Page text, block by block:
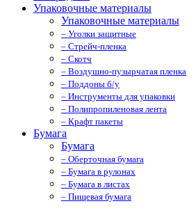
Упаковочные материалы
Упаковочные материалы
– Уголки защитные
– Стрейч-пленка
– Скотч
– Воздушно-пузырчатая пленка
– Поддоны б/у
– Инструменты для упаковки
– Полипропиленовая лента
– Крафт пакеты
Бумага
Бумага
– Оберточная бумага
– Бумага в рулонах
– Бумага в листах
– Пищевая бумага